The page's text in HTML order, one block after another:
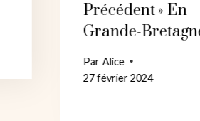
Précédent » En
Grande-
ParAlice
27 février 2024